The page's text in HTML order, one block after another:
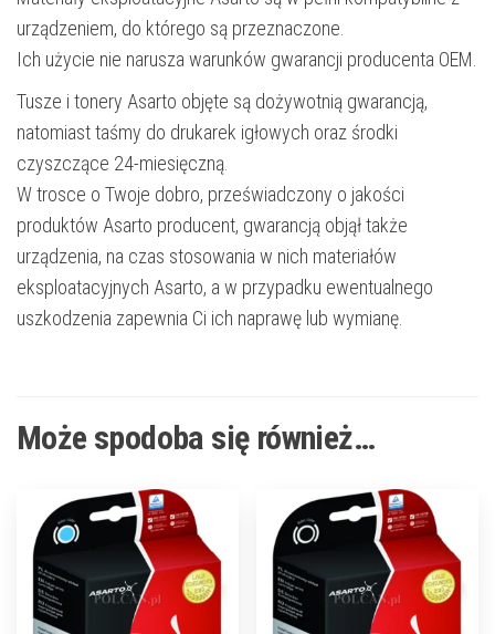
urządzeniem, do którego są przeznaczone.
Ich użycie nie narusza warunków gwarancji producenta OEM.
Tusze i tonery Asarto objęte są dożywotnią gwarancją,
natomiast taśmy do drukarek igłowych oraz środki
czyszczące 24-miesięczną.
W trosce o Twoje dobro, przeświadczony o jakości
produktów Asarto producent, gwarancją objął także
urządzenia, na czas stosowania w nich materiałów
eksploatacyjnych Asarto, a w przypadku ewentualnego
uszkodzenia zapewnia Ci ich naprawę lub wymianę.
Może spodoba się również…